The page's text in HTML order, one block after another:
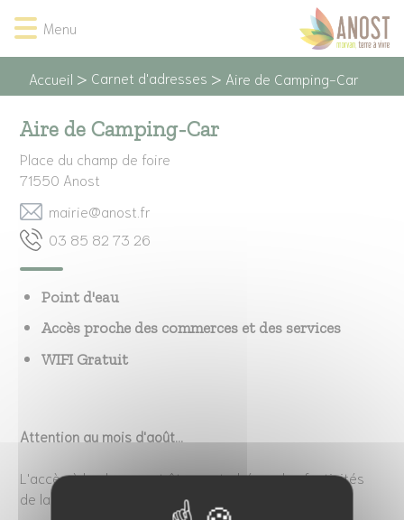
d'accès
menu
d'accès
contenu
d'accès
la
d'accès
pied
page
Menu
Accueil Carnet d'adresses Aire de Camping-Car
Aire de Camping-Car
Place du champ de foire
71550 Anost
rf.tsona@eiriam
62 37 28 58 30
​​​​​​​Point d'eau
Accès proche des commerces et des services
WIFI Gratuit
Attention au mois d'août...
​​​​​​​L'accès à la place peut être perturbé par les festivités
de la St Amour et de la fête de la Vielle.